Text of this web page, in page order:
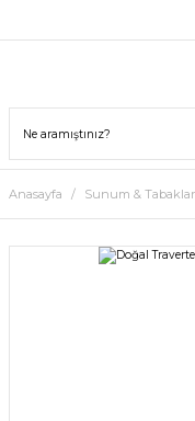
Anasayfa Sunum & Tabaklar